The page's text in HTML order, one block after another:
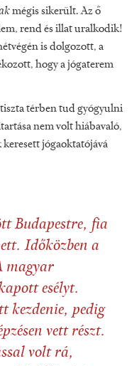
mégis sikerült. Az ő
rend és illat uralkodik!
is dolgozott, a
hogy a jógaterem
tiszta térben tud gyógyulni
nem volt hiábavaló,
keresett jógaoktatójává
Budapestre, fia
Időközben a
magyar
esélyt.
kezdenie, pedig
vett részt.
volt rá,